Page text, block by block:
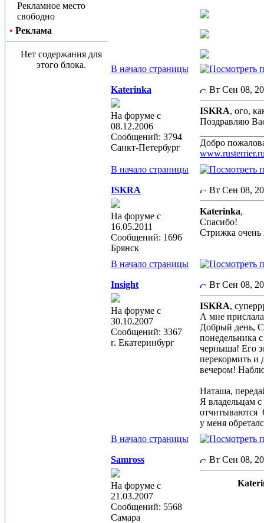
Рекламное место
свободно
• Реклама
Нет содержания для
этого блока.
В начало страницы
Katerinka
На форуме с
08.12.2006
Сообщений: 3794
Санкт-Петербург
Вт Сен 08,
ISKRA, ого,
Поздравляю
Добро
В начало страницы
ISKRA
На форуме с
16.05.2011
Сообщений: 1696
Брянск
Вт Сен 08,
Katerinka,
Спасибо!
Стрижка очень
В начало страницы
Insight
На форуме с
30.10.2007
Сообщений: 3367
г. Екатеринбург
Вт Сен 08,
ISKRA,
А мне
Добрый день,
понедельника
черныша! Его
перекормить и
вечером!
Наташа,
Я владельцам
отчитываются
у меня
В начало страницы
Samross
На форуме с
21.03.2007
Сообщений: 5568
Самара
Вт Сен 08,